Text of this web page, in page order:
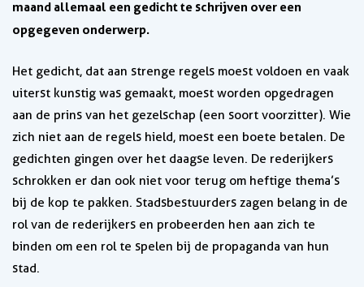
maand allemaal een gedicht te schrijven over een
opgegeven onderwerp.
Het gedicht, dat aan strenge regels moest voldoen en vaak
uiterst kunstig was gemaakt, moest worden opgedragen
aan de prins van het gezelschap (een soort voorzitter). Wie
zich niet aan de regels hield, moest een boete betalen. De
gedichten gingen over het daagse leven. De rederijkers
schrokken er dan ook niet voor terug om heftige thema’s
bij de kop te pakken. Stadsbestuurders zagen belang in de
rol van de rederijkers en probeerden hen aan zich te
binden om een rol te spelen bij de propaganda van hun
stad.